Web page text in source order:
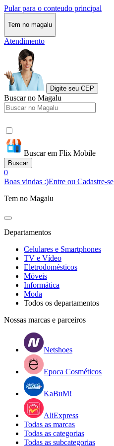
Pular para o conteudo principal
Tem no magalu
Atendimento
Digite seu CEP
Buscar no Magalu
Buscar em Flix Mobile
Buscar
0
Boas vindas :)Entre ou Cadastre-se
Tem no Magalu
Departamentos
Celulares e Smartphones
TV e Vídeo
Eletrodomésticos
Móveis
Informática
Moda
Todos os departamentos
Nossas marcas e parceiros
Netshoes
Epoca Cosméticos
KaBuM!
AliExpress
Todas as marcas
Todas as categorias
Todas as subcategorias